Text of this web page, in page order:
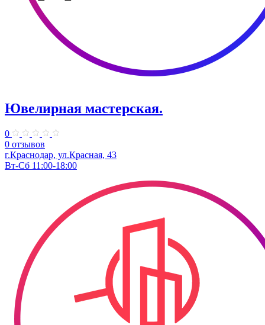
Ювелирная мастерская.
0
0 отзывов
г.Краснодар, ул.​Красная, 43
Вт-Сб 11:00-18:00